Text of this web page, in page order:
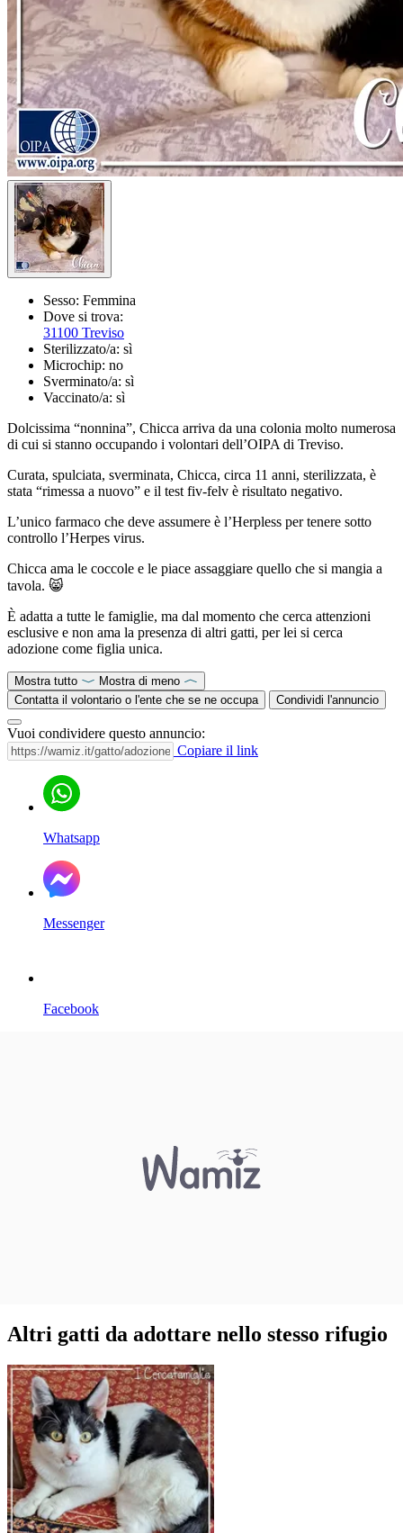
Sesso: Femmina
Dove si trova:
31100 Treviso
Sterilizzato/a: sì
Microchip: no
Sverminato/a: sì
Vaccinato/a: sì
Dolcissima “nonnina”, Chicca arriva da una colonia molto numerosa
di cui si stanno occupando i volontari dell’OIPA di Treviso.
Curata, spulciata, sverminata, Chicca, circa 11 anni, sterilizzata, è
stata “rimessa a nuovo” e il test fiv-felv è risultato negativo.
L’unico farmaco che deve assumere è l’Herpless per tenere sotto
controllo l’Herpes virus.
Chicca ama le coccole e le piace assaggiare quello che si mangia a
tavola. 😸
È adatta a tutte le famiglie, ma dal momento che cerca attenzioni
esclusive e non ama la presenza di altri gatti, per lei si cerca
adozione come figlia unica.
Mostra tutto
Mostra di meno
Contatta il volontario o l'ente che se ne occupa
Condividi l'annuncio
Vuoi condividere questo annuncio:
Copiare il link
Whatsapp
Messenger
Facebook
Altri gatti da adottare nello stesso rifugio